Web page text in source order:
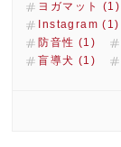
ヨガマット (1)
Instagram (1)
防音性 (1)
盲導犬 (1)